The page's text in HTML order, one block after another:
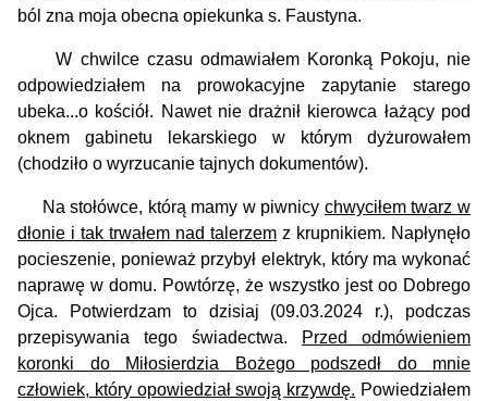
ból zna moja obecna opiekunka s. Faustyna.
W chwilce czasu odmawiałem Koronką Pokoju, nie
odpowiedziałem na prowokacyjne zapytanie starego
ubeka...o kościół. Nawet nie drażnił kierowca łażący pod
oknem gabinetu lekarskiego w którym dyżurowałem
(chodziło o wyrzucanie tajnych dokumentów).
Na stołówce, którą mamy w piwnicy chwyciłem twarz w
dłonie i tak trwałem nad talerzem z krupnikiem. Napłynęło
pocieszenie, ponieważ przybył elektryk, który ma wykonać
naprawę w domu. Powtórzę, że wszystko jest oo Dobrego
Ojca. Potwierdzam to dzisiaj (09.03.2024 r.), podczas
przepisywania tego świadectwa.
Przed odmówieniem
koronki do Miłosierdzia Bożego podszedł do mnie
człowiek, który opowiedział swoją krzywdę. Powiedziałem